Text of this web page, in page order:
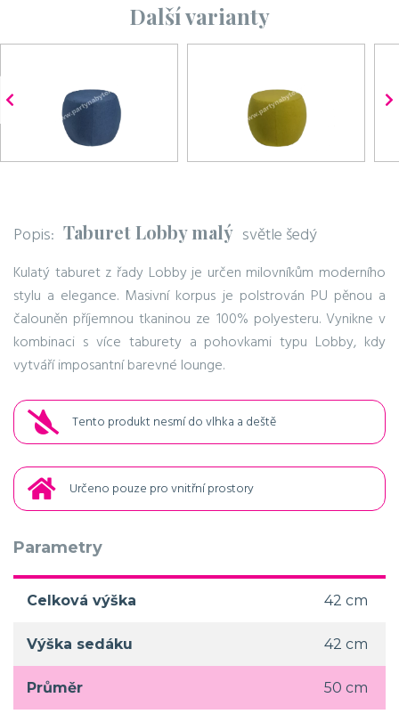
Další varianty
Popis: Taburet Lobby malý světle šedý
Kulatý taburet z řady Lobby je určen milovníkům moderního
stylu a elegance. Masivní korpus je polstrován PU pěnou a
čalouněn příjemnou tkaninou ze 100% polyesteru. Vynikne v
kombinaci s více taburety a pohovkami typu Lobby, kdy
vytváří imposantní barevné lounge.
Tento produkt nesmí do vlhka a deště
Určeno pouze pro vnitřní prostory
Parametry
Celková výška 42 cm
Výška sedáku 42 cm
Průměr 50 cm